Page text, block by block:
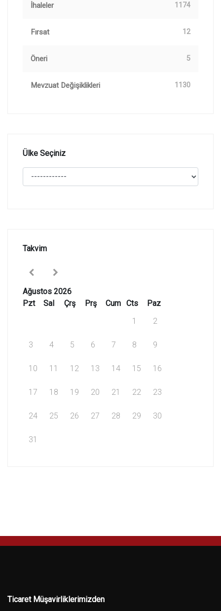
İhaleler 1174
Fırsat 12
Öneri 5
Mevzuat Değişiklikleri 1130
Ülke Seçiniz
Takvim
Ağustos 2026
Pzt
Sal Çrş Prş Cum Cts
Paz
1
2
3 4 5 6 7 8 9
10 11 12 13 14 15 16
17 18 19 20 21 22 23
24 25 26 27 28 29 30
31
Ticaret Müşavirliklerimizden